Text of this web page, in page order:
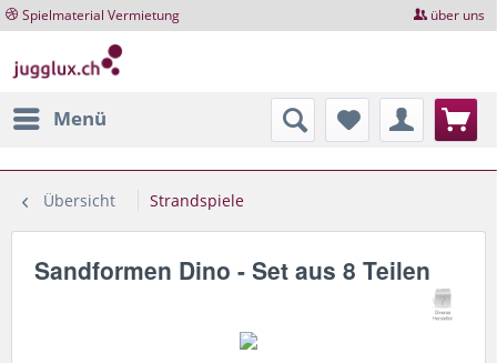
Spielmaterial Vermietung über uns
Menü
Übersicht Strandspiele
Sandformen Dino - Set aus 8 Teilen